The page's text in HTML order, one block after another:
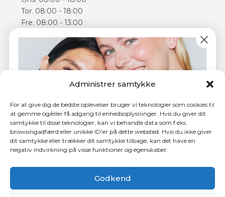
Administrer samtykke
For at give dig de bedste oplevelser bruger vi teknologier som cookies til
at gemme og/eller få adgang til enhedsoplysninger. Hvis du giver dit
samtykke til disse teknologier, kan vi behandle data som f.eks.
browsingadfærd eller unikke ID'er på dette websted. Hvis du ikke giver
dit samtykke eller trækker dit samtykke tilbage, kan det have en
negativ indvirkning på visse funktioner og egenskaber.
Godkend
Tor. 08:00 - 18:00
Fre. 08:00 - 13:00
Åbningstiderne kan varierer
Følg os
Instagram
4,5 ud af 5 stjerner hos Trustpilot
Tilmeld dig nyhedsbrevet og få150 kr.